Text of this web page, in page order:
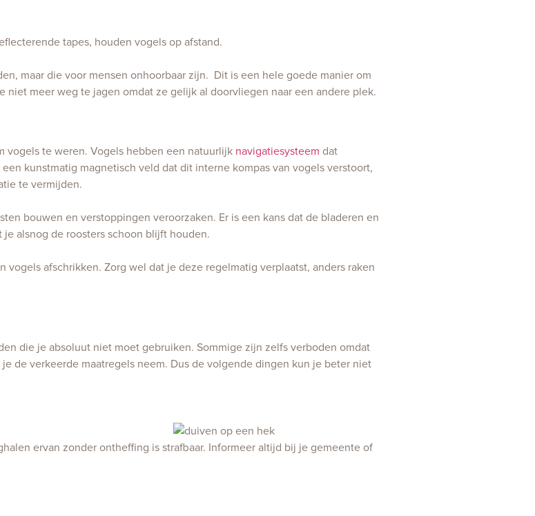
tapes, houden vogels op afstand.
maar die voor mensen onhoorbaar zijn. Dit is een hele goede manier om
meer weg te jagen omdat ze gelijk al doorvliegen naar een andere plek.
vogels te weren. Vogels hebben een natuurlijk navigatiesysteem dat
kunstmatig magnetisch veld dat dit interne kompas van vogels verstoort,
te vermijden.
bouwen en verstoppingen veroorzaken. Er is een kans dat de bladeren en
alsnog de roosters schoon blijft houden.
afschrikken. Zorg wel dat je deze regelmatig verplaatst, anders raken
die je absoluut niet moet gebruiken. Sommige zijn zelfs verboden omdat
de verkeerde maatregels neem. Dus de volgende dingen kun je beter niet
ervan zonder ontheffing is strafbaar. Informeer altijd bij je gemeente of